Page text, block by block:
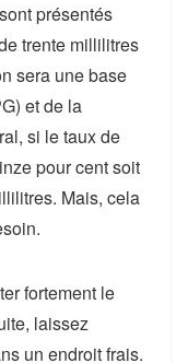
présentés
trente millilitres
sera une base
et de la
si le taux de
pour cent soit
Mais, cela
fortement le
laissez
un endroit frais.